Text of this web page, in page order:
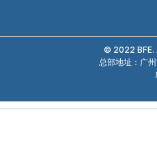
© 2022
总部地址：广